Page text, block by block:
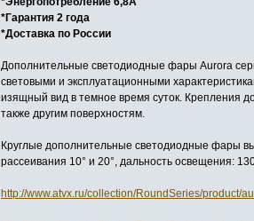
*Гарантия 2 года
*Доставка по России
Дополнительные светодиодные фары Aurora
световыми и эксплуатационными
изящный вид в темное время суток. Крепления
также другим поверхностям.
Круглые дополнительные светодиодные фары
рассеивания 10° и 20°, дальность освещения:
http://www.atvx.ru/collection/RoundSeries/product/